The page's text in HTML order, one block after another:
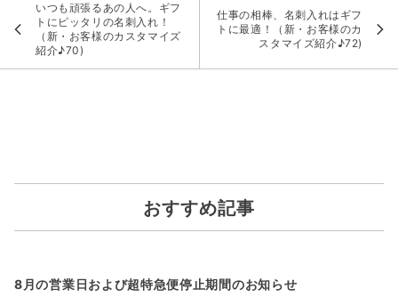
いつも頑張るあの人へ。ギフ
トにピッタリの名刺入れ！
（新・お客様のカスタマイズ
紹介♪70)
仕事の相棒、名刺入れはギフ
トに最適！（新・お客様のカ
スタマイズ紹介♪72)
おすすめ記事
8月の営業日および超特急便停止期間のお知らせ